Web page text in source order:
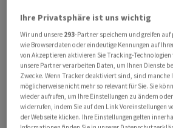
Olah forderte bei der Vorstellung
von Papst ⁠Leo am Montag im
Religionsvertreter, Regierungen
Zivilgesellschaft müssten stärker
neuen Technik beteiligt werden.
Möglichkeit, dass KI menschliche
Ihre Privatsphäre ist uns wichtig
Wir und unsere 293-Partner speichern und greifen auf
wie Browserdaten oder eindeutige Kennungen auf
von Akzeptieren aktivieren Sie Tracking-
unsere Partner verarbeiten Daten, um Ihnen Dienste
Zwecke. Wenn Tracker deaktiviert sind, sind manche
möglicherweise nicht mehr so relevant für Sie. Sie
wieder aufrufen, um Ihre Einstellungen zu ändern
widerrufen, indem Sie auf den Link Voreinstellungen
der Webseite klicken. Ihre Einstellungen gelten